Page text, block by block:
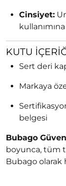
Cinsiyet:
KUTU
Sert deri
Markaya
belgesi
Bubago
boyunca, tüm
Bubago olarak